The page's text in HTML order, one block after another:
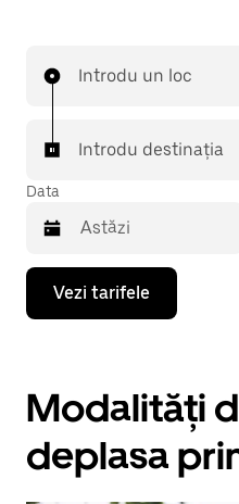
Introdu un loc
Introdu destinația
Data
Pentru
deschide
selecta
o
dată,
apasă
pe
Vezi tarifele
Modalități
deplasa